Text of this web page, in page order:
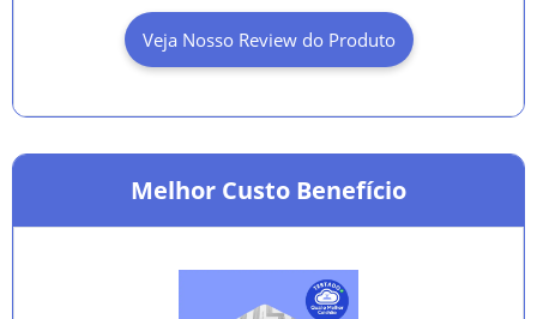
Veja Nosso Review do Produto
Melhor Custo Benefício